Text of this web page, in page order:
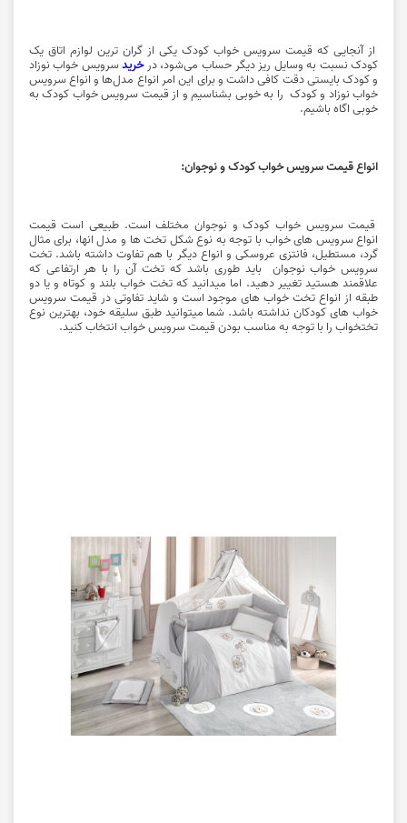
از آنجایی که قیمت سرویس خواب کودک یکی از گران ترین لوازم اتاق یک
کودک نسبت به وسایل ریز دیگر حساب می‌شود، درخریدسرویس خواب نوزاد
و کودک بایستی دقت کافی داشت و برای این امر انواع مدل‌ها و انواع سرویس
خواب نوزاد و کودک را به خوبی بشناسیم و از قیمت سرویس خواب کودک به
خوبی اگاه باشیم.
انواع قیمت سرویس خواب کودک و نوجوان:
قیمت سرویس خواب کودک و نوجوان مختلف است. طبیعی است قیمت
انواع سرویس های خواب با توجه به نوع شکل تخت ها و مدل انها، برای مثال
گرد، مستطیل، فانتزی عروسکی و انواع دیگر با هم تفاوت داشته باشد. تخت
سرویس خواب نوجوان باید طوری باشد که تخت آن را با هر ارتفاعی که
علاقمند هستید تغییر دهید. اما میدانید که تخت خواب بلند و کوتاه و یا دو
طبقه از انواع تخت خواب های موجود است و شاید تفاوتی در قیمت سرویس
خواب های کودکان نداشته باشد. شما میتوانید طبق سلیقه خود، بهترین نوع
تختخواب را با توجه به مناسب بودن قیمت سرویس خواب انتخاب کنید.